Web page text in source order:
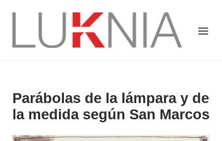
Menú
Parábolas de la lámpara y de
la medida según San Marcos